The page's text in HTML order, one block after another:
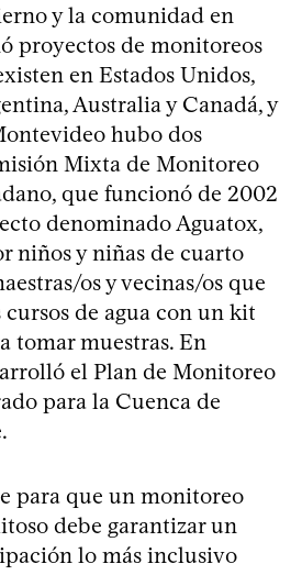
y la comunidad en
proyectos de monitoreos
en Estados Unidos,
Australia y Canadá, y
hubo dos
Mixta de Monitoreo
que funcionó de 2002
denominado Aguatox,
niños y niñas de cuarto
os y vecinas/os que
de agua con un kit
tomar muestras. En
el Plan de Monitoreo
para la Cuenca de
para que un monitoreo
debe garantizar un
lo más inclusivo